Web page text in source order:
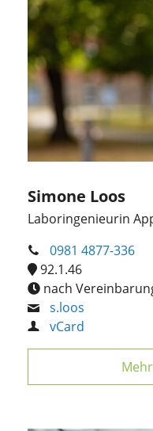
Simone Loos
Laboringenieurin
0981 4877-336
92.1.46
nach
s.loos
vCard